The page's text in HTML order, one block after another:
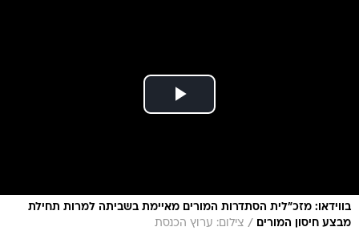
בווידאו: מזכ"לית הסתדרות המורים מאיימת בשביתה למרות תחילת
מבצע חיסון המורים
/ צילום: ערוץ הכנסת